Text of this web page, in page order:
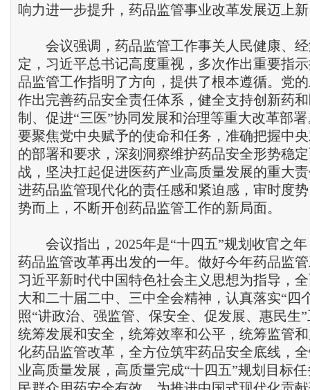
响力进一步提升，药品监管事业改革发展迈上
会议强调，药品监管工作事关人民健康、经
定，习近平总书记高度重视，多次作出重要指
品监管工作指明了方向，提供了根本遵循。党
作出完善药品安全责任体系，健全支持创新药
制、促进“三医”协同发展和治理等重大改革部
要聚焦党中央赋予的使命和任务，准确把握中
的部署和要求，深刻洞察维护药品安全形势稳
战，坚决扛起促进医药产业高质量发展的重大
进药品监管现代化的责任感和紧迫感，审时度
势而上，不断开创药品监管工作的新局面。
会议指出，2025年是“十四五”规划收官之年
药品监管改革再出发的一年。做好今年药品监
习近平新时代中国特色社会主义思想为指导，
大和二十届二中、三中全会精神，认真落实“四
照“讲政治、强监管、保安全、促发展、惠民生
统筹发展和安全，统筹效率和公平，统筹监管
化药品监管改革，全方位筑牢药品安全底线，
业高质量发展，高质量完成“十四五”规划目标